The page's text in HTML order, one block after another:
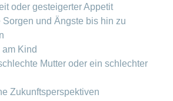
oder gesteigerter Appetit
Sorgen und Ängste bis hin zu
am Kind
Mutter oder ein schlechter
Zukunftsperspektiven